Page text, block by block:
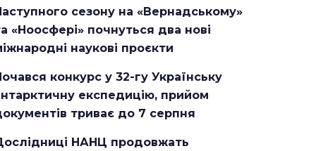
сезону на «Вернадському»
«Ноосфері» почнуться два нові
наукові проєкти
конкурс у 32-гу Українську
експедицію, прийом
триває до 7 серпня
НАНЦ продовжать